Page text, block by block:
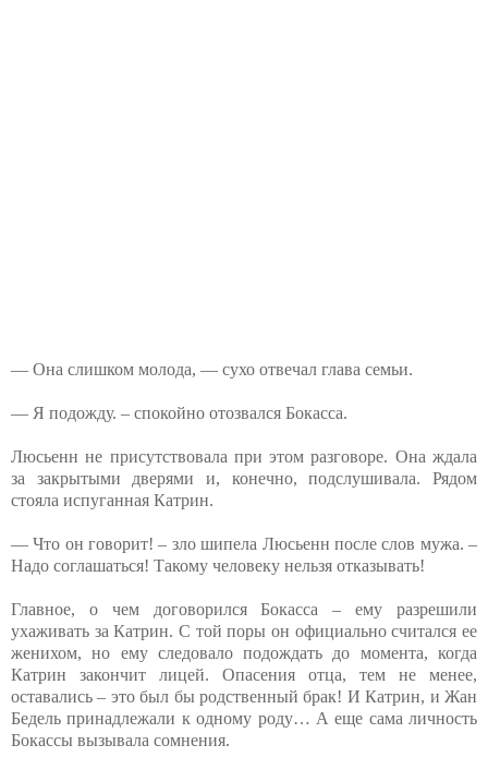
— Она слишком молода, — сухо отвечал глава семьи.
— Я подожду. – спокойно отозвался Бокасса.
Люсьенн не присутствовала при этом разговоре. Она ждала
за закрытыми дверями и, конечно, подслушивала. Рядом
стояла испуганная Катрин.
— Что он говорит! – зло шипела Люсьенн после слов мужа. –
Надо соглашаться! Такому человеку нельзя отказывать!
Главное, о чем договорился Бокасса – ему разрешили
ухаживать за Катрин. С той поры он официально считался ее
женихом, но ему следовало подождать до момента, когда
Катрин закончит лицей. Опасения отца, тем не менее,
оставались – это был бы родственный брак! И Катрин, и Жан
Бедель принадлежали к одному роду… А еще сама личность
Бокассы вызывала сомнения.